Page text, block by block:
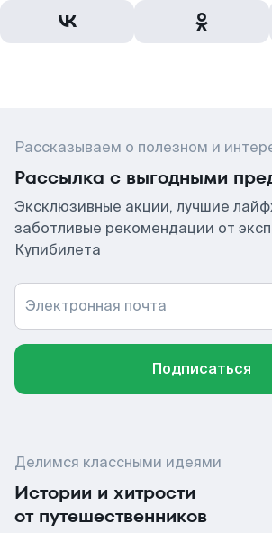
Рассказываем о полезном и
Рассылка с выгодными
Эксклюзивные акции, лучшие
заботливые рекомендации от
Купибилета
Электронная почта
Подписаться
Делимся классными идеями
Истории и хитрости
от путешественников